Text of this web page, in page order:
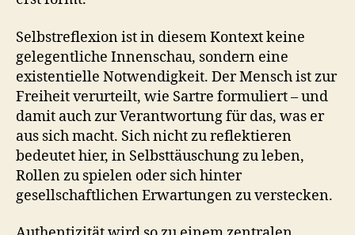
Selbstreflexion ist in diesem Kontext keine
gelegentliche Innenschau, sondern eine
existentielle Notwendigkeit. Der Mensch ist zur
Freiheit verurteilt, wie Sartre formuliert – und
damit auch zur Verantwortung für das, was er
aus sich macht. Sich nicht zu reflektieren
bedeutet hier, in Selbsttäuschung zu leben,
Rollen zu spielen oder sich hinter
gesellschaftlichen Erwartungen zu verstecken.